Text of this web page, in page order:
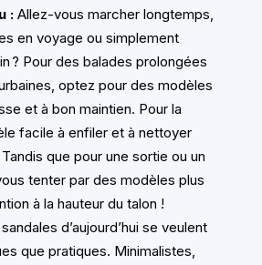
:Allez-vous marcher longtemps,
en voyage ou simplement
? Pour des balades prolongées
optez pour des modèles
et à bon maintien. Pour la
facile à enfiler et à nettoyer
que pour une sortie ou un
tenter par des modèles plus
à la hauteur du talon !
d’aujourd’hui se veulent
que pratiques. Minimalistes,